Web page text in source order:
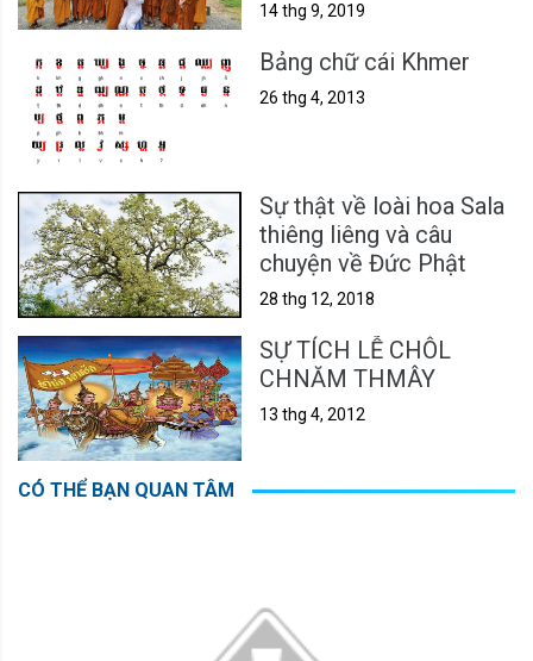
14 thg 9, 2019
Bảng chữ cái Khmer
26 thg 4, 2013
Sự thật về loài hoa Sala
thiêng liêng và câu
chuyện về Đức Phật
28 thg 12, 2018
SỰ TÍCH LỄ CHÔL
CHNĂM THMÂY
13 thg 4, 2012
CÓ THỂ BẠN QUAN TÂM